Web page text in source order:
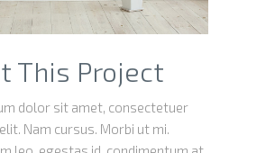
This Project
dolor sit amet, consectetuer
Nam cursus. Morbi ut mi.